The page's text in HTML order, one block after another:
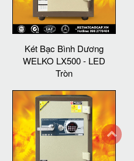
Két Bạc Bình Dương
WELKO LX500 - LED
Tròn
back